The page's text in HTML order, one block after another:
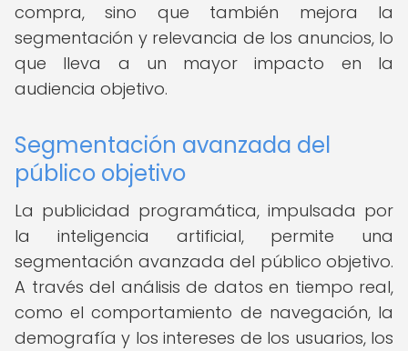
compra, sino que también mejora la
segmentación y relevancia de los anuncios, lo
que lleva a un mayor impacto en la
audiencia objetivo.
Segmentación avanzada del
público objetivo
La publicidad programática, impulsada por
la inteligencia artificial, permite una
segmentación avanzada del público objetivo.
A través del análisis de datos en tiempo real,
como el comportamiento de navegación, la
demografía y los intereses de los usuarios, los